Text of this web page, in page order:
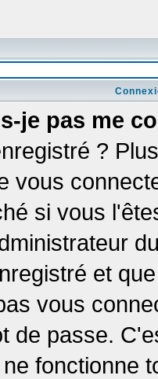
je pas me
?
vous
si vous
et
vous
de passe.
fonctionne